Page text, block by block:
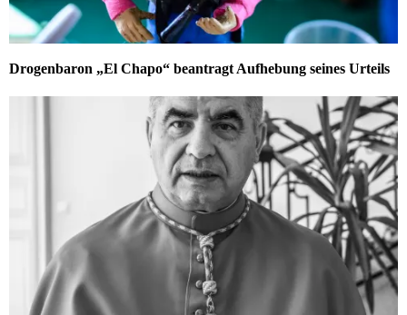
Drogenbaron „El Chapo“ beantragt Aufhebung seines Urteils